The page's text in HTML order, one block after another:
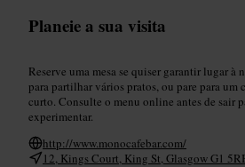
Planeie a sua visita
Reserve uma mesa se quiser garantir lugar à
para partilhar vários pratos, ou pare para um
curto. Consulte o menu online antes de sair
experimentar.
http://www.monocafebar.com/
12, Kings Court, King St, Glasgow G1